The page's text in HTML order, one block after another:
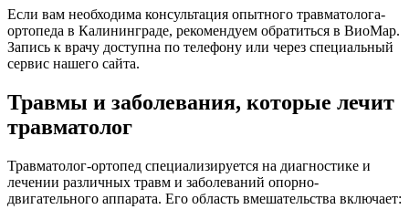
Если вам необходима консультация опытного травматолога-
ортопеда в Калининграде, рекомендуем обратиться в ВиоМар.
Запись к врачу доступна по телефону или через специальный
сервис нашего сайта.
Травмы и заболевания, которые лечит
травматолог
Травматолог-ортопед специализируется на диагностике и
лечении различных травм и заболеваний опорно-
двигательного аппарата. Его область вмешательства включает: